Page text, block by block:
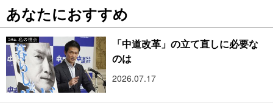
あなたにおすすめ
「中道改革」の立て直しに必要な
のは
2026.07.17